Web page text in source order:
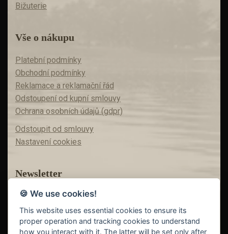
Bižuterie
Vše o nákupu
Platební podmínky
Obchodní podmínky
Reklamace a reklamační řád
Odstoupení od kupní smlouvy
Ochrana osobních údajů (gdpr)
Odstoupit od smlouvy
Nastavení cookies
Newsletter
Máte zájem o akční nabídky?
Teď už vám nic neunikne!
🍪 We use cookies!
This website uses essential cookies to ensure its
proper operation and tracking cookies to understand
how you interact with it. The latter will be set only after